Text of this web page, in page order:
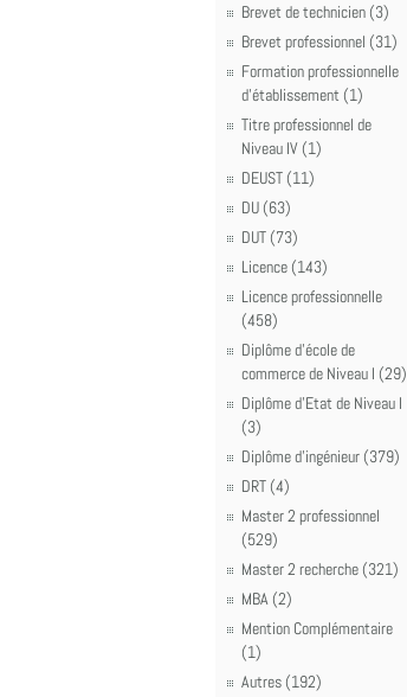
Brevet de technicien (3)
Brevet professionnel (31)
Formation professionnelle
d'établissement (1)
Titre professionnel de
Niveau IV (1)
DEUST (11)
DU (63)
DUT (73)
Licence (143)
Licence professionnelle
(458)
Diplôme d'école de
commerce de Niveau I (29)
Diplôme d'Etat de Niveau I
(3)
Diplôme d'ingénieur (379)
DRT (4)
Master 2 professionnel
(529)
Master 2 recherche (321)
MBA (2)
Mention Complémentaire
(1)
Autres (192)